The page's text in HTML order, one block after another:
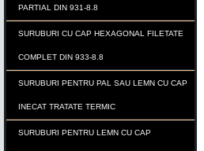
PARTIAL DIN 931-8.8
SURUBURI CU CAP HEXAGONAL FILETATE
COMPLET DIN 933-8.8
SURUBURI PENTRU PAL SAU LEMN CU CAP
INECAT TRATATE TERMIC
SURUBURI PENTRU LEMN CU CAP